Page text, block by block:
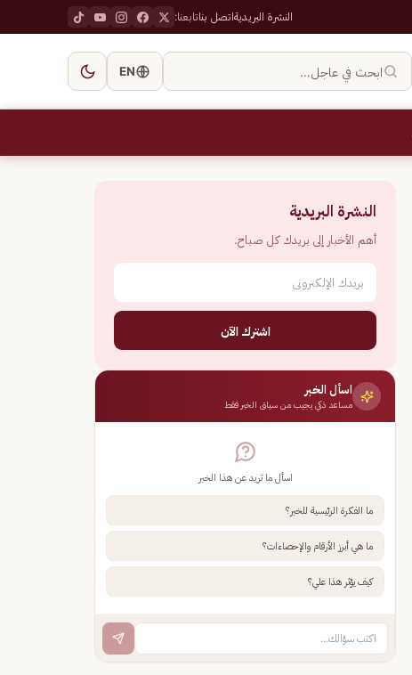
النشرة البريديةاتصل بناتابعنا:
ابحث في عاجل… EN
النشرة البريدية
أهم الأخبار إلى بريدك كل صباح.
اشترك الآن
اسأل الخبر
مساعد ذكي يجيب من سياق الخبر فقط
اسأل ما تريد عن هذا الخبر
ما الفكرة الرئيسية للخبر؟
ما هي أبرز الأرقام والإحصاءات؟
كيف يؤثر هذا علي؟